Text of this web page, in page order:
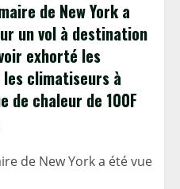
de New York a
un vol à destination
exhorté les
climatiseurs à
de chaleur de 100F